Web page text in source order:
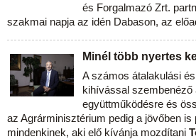
és Forgalmazó Zrt.
szakmai napja az idén Dabason, az
Minél több nyertes
A számos átalakulási
kihívással szembenéző
együttműködésre és
az Agrárminisztérium pedig a jövőben is
mindenkinek, aki elő kívánja mozdítani